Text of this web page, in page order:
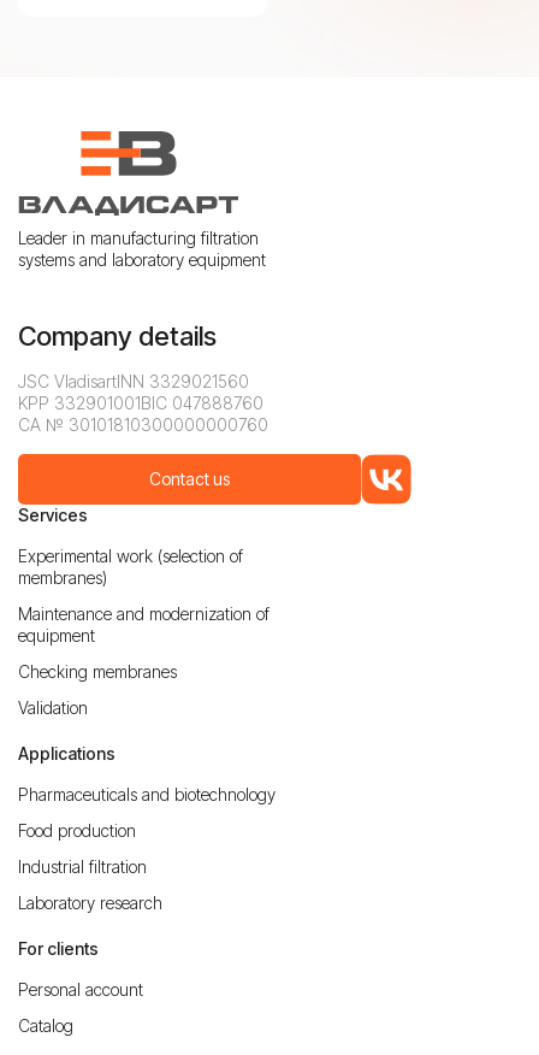
Leader in manufacturing filtration
systems and laboratory equipment
Company details
JSC VladisartINN 3329021560
KPP 332901001BIC 047888760
CA № 30101810300000000760
Contact us
Services
Experimental work (selection of
membranes)
Maintenance and modernization of
equipment
Checking membranes
Validation
Applications
Pharmaceuticals and biotechnology
Food production
Industrial filtration
Laboratory research
For clients
Personal account
Catalog